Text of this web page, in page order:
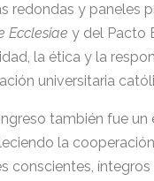
redondas y paneles
Ecclesiae y del Pacto
la ética y la
universitaria
también fue un
la
conscientes,